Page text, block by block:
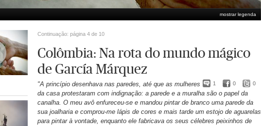
mostrar legenda
Continuação: página 4 de 10
Colômbia: Na rota do mundo mágico
de García Márquez
1 0 0
"A princípio desenhava nas paredes, até que as mulheres
da casa protestaram com indignação: a parede e a muralha são o papel da
canalha. O meu avô enfureceu-se e mandou pintar de branco uma parede da
sua joalharia e comprou-me lápis de cores e mais tarde um estojo de aguarelas
para pintar à vontade, enquanto ele fabricava os seus célebres peixinhos de